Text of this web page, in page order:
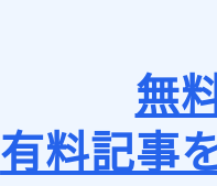
無
有料記事